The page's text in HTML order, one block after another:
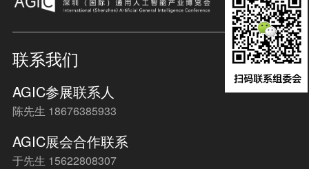
联系我们
AGIC参展联系人
陈先生 18676385933
AGIC展会合作联系
于先生 15622808307